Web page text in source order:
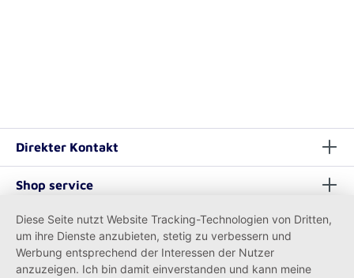
Direkter Kontakt
Shop service
Informationen
Diese Seite nutzt Website Tracking-Technologien von Dritten,
um ihre Dienste anzubieten, stetig zu verbessern und
Werbung entsprechend der Interessen der Nutzer
anzuzeigen. Ich bin damit einverstanden und kann meine